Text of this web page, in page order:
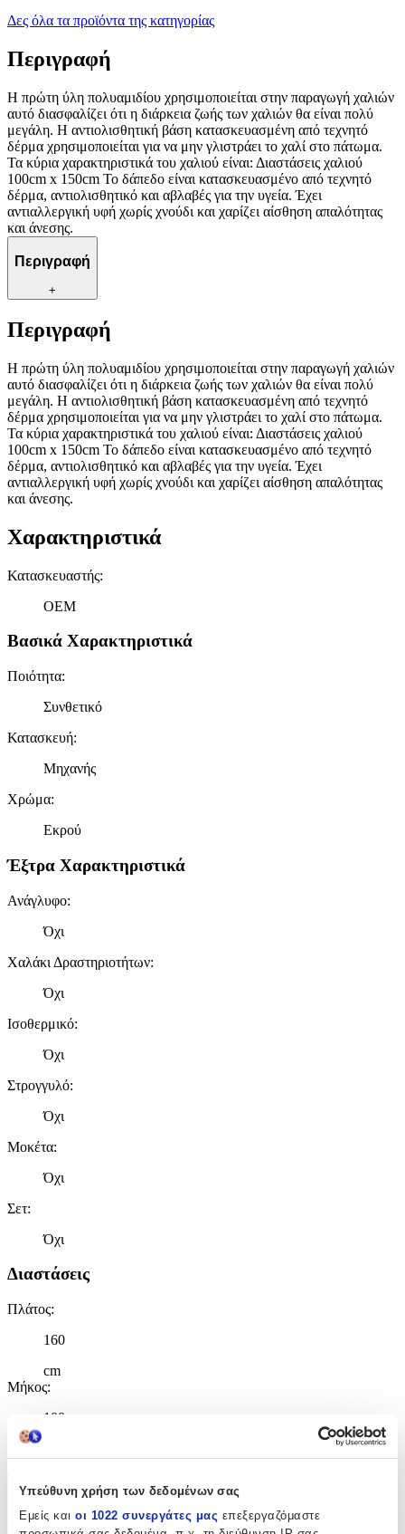
Υπεύθυνη χρήση των δεδομένων σας
Εμείς και οι 1022 συνεργάτες μας επεξεργαζόμαστε
Δες όλα τα προϊόντα της κατηγορίας
Περιγραφή
Η πρώτη ύλη πολυαμιδίου χρησιμοποιείται στην παραγωγή χαλιών
αυτό διασφαλίζει ότι η διάρκεια ζωής των χαλιών θα είναι πολύ
μεγάλη. Η αντιολισθητική βάση κατασκευασμένη από τεχνητό
δέρμα χρησιμοποιείται για να μην γλιστράει το χαλί στο πάτωμα.
Τα κύρια χαρακτηριστικά του χαλιού είναι: Διαστάσεις χαλιού
100cm x 150cm Το δάπεδο είναι κατασκευασμένο από τεχνητό
δέρμα, αντιολισθητικό και αβλαβές για την υγεία. Έχει
αντιαλλεργική υφή χωρίς χνούδι και χαρίζει αίσθηση απαλότητας
και άνεσης.
Περιγραφή
+
Περιγραφή
Η πρώτη ύλη πολυαμιδίου χρησιμοποιείται στην παραγωγή χαλιών
αυτό διασφαλίζει ότι η διάρκεια ζωής των χαλιών θα είναι πολύ
μεγάλη. Η αντιολισθητική βάση κατασκευασμένη από τεχνητό
δέρμα χρησιμοποιείται για να μην γλιστράει το χαλί στο πάτωμα.
Τα κύρια χαρακτηριστικά του χαλιού είναι: Διαστάσεις χαλιού
100cm x 150cm Το δάπεδο είναι κατασκευασμένο από τεχνητό
δέρμα, αντιολισθητικό και αβλαβές για την υγεία. Έχει
αντιαλλεργική υφή χωρίς χνούδι και χαρίζει αίσθηση απαλότητας
και άνεσης.
Χαρακτηριστικά
Κατασκευαστής:
OEM
Βασικά Χαρακτηριστικά
Ποιότητα:
Συνθετικό
Κατασκευή:
Μηχανής
Χρώμα:
Εκρού
Έξτρα Χαρακτηριστικά
Ανάγλυφο:
Όχι
Χαλάκι Δραστηριοτήτων:
Όχι
Ισοθερμικό:
Όχι
Στρογγυλό:
Όχι
Μοκέτα:
Όχι
Σετ:
Όχι
Διαστάσεις
Πλάτος:
160
cm
Μήκος:
100
Χαρακτηριστικά